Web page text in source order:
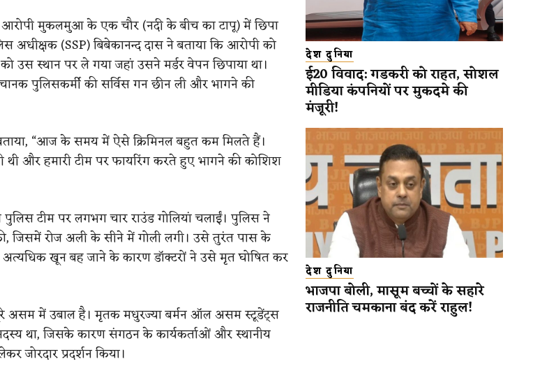
आरोपी मुकलमुआ के एक चौर (नदी के बीच का टापू) में छिपा
अधीक्षक (SSP) बिबेकानन्द दास ने बताया कि आरोपी को
उस स्थान पर ले गया जहां उसने मर्डर वेपन छिपाया था।
पुलिसकर्मी की सर्विस गन छीन ली और भागने की
“आज के समय में ऐसे क्रिमिनल बहुत कम मिलते हैं।
थी और हमारी टीम पर फायरिंग करते हुए भागने की कोशिश
टीम पर लगभग चार राउंड गोलियां चलाईं। पुलिस ने
जिसमें रोज अली के सीने में गोली लगी। उसे तुरंत पास के
खून बह जाने के कारण डॉक्टरों ने उसे मृत घोषित कर
असम में उबाल है। मृतक मधुरज्या बर्मन ऑल असम स्टूडेंट्स
था, जिसके कारण संगठन के कार्यकर्ताओं और स्थानीय
जोरदार प्रदर्शन किया।
देश दुनिया
ई20 विवाद: गडकरी को राहत, सोशल
मीडिया कंपनियों पर मुकदमे की
मंजूरी!
देश दुनिया
भाजपा बोली, मासूम बच्चों के सहारे
राजनीति चमकाना बंद करें राहुल!